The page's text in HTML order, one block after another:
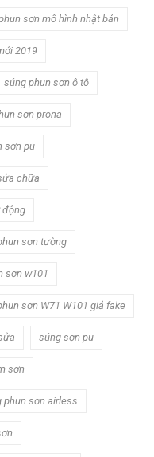
sơn mô hình nhật bản
2019
súng phun sơn ô tô
sơn prona
sơn pu
chữa
động
sơn tường
sơn w101
sơn W71 W101 giả fake
súng sơn pu
sơn
phun sơn airless